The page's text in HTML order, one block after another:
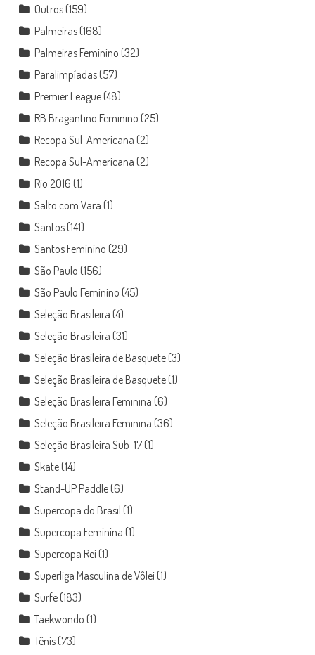
Outros(159)
Palmeiras(168)
Palmeiras Feminino (32)
Paralimpíadas(57)
Premier League(48)
RB Bragantino Feminino (25)
Recopa Sul-Americana (2)
Recopa Sul-Americana (2)
Rio 2016 (1)
Salto com Vara (1)
Santos(141)
Santos Feminino (29)
São Paulo (156)
São Paulo Feminino (45)
Seleção Brasileira (4)
Seleção Brasileira (31)
Seleção Brasileira de Basquete(3)
Seleção Brasileira de Basquete(1)
Seleção Brasileira Feminina (6)
Seleção Brasileira Feminina (36)
Seleção Brasileira Sub-17(1)
Skate(14)
Stand-UP Paddle(6)
Supercopa do Brasil (1)
Supercopa Feminina (1)
Supercopa Rei (1)
Superliga Masculina de Vôlei (1)
Surfe(183)
Taekwondo (1)
Tênis(73)